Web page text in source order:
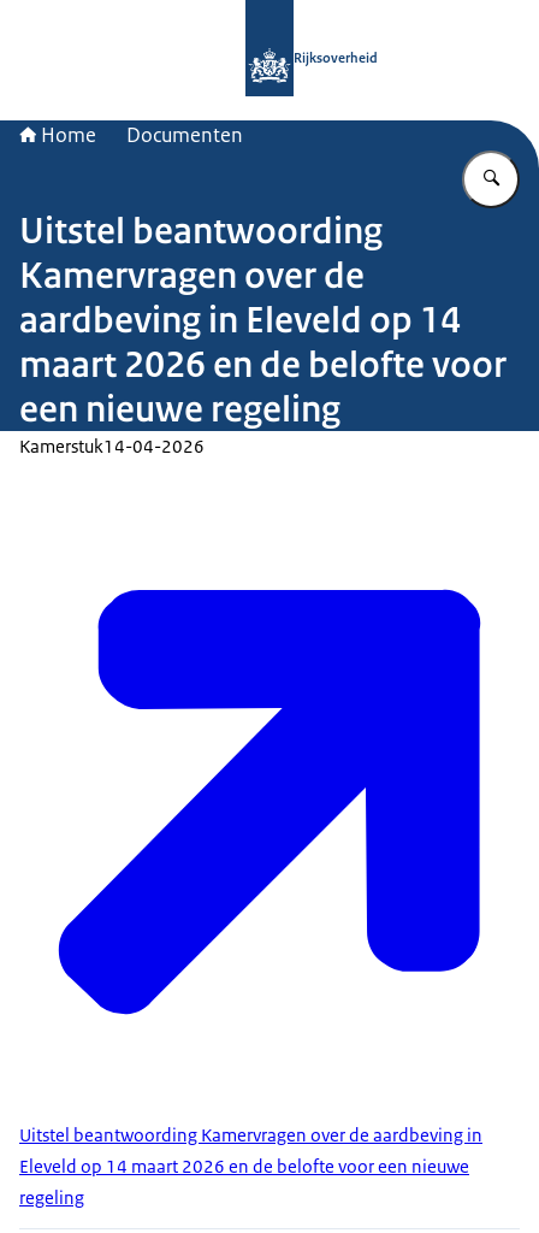
Rijksoverheid
Home Documenten
Uitstel beantwoording
Kamervragen over de
aardbeving in Eleveld op 14
maart 2026 en de belofte voor
een nieuwe regeling
Kamerstuk14-04-2026
Uitstel beantwoording Kamervragen over de aardbeving in
Eleveld op 14 maart 2026 en de belofte voor een nieuwe
regeling